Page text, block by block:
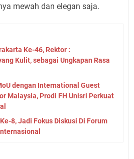
mewah dan elegan saja.
Ke-46, Rektor :
Kulit, sebagai Ungkapan Rasa
dengan International Guest
Malaysia, Prodi FH Unisri Perkuat
8, Jadi Fokus Diskusi Di Forum